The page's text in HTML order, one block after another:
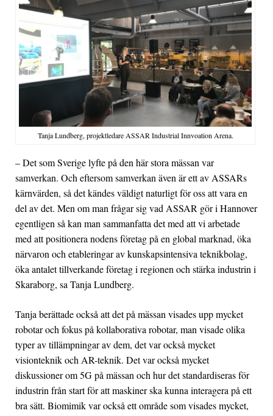
Tanja Lundberg, projektledare ASSAR Industrial Innvoation Arena.
– Det som Sverige lyfte på den här stora mässan var
samverkan. Och eftersom samverkan även är ett av ASSARs
kärnvärden, så det kändes väldigt naturligt för oss att vara en
del av det. Men om man frågar sig vad ASSAR gör i Hannover
egentligen så kan man sammanfatta det med att vi arbetade
med att positionera nodens företag på en global marknad, öka
närvaron och etableringar av kunskapsintensiva teknikbolag,
öka antalet tillverkande företag i regionen och stärka industrin i
Skaraborg, sa Tanja Lundberg.
Tanja berättade också att det på mässan visades upp mycket
robotar och fokus på kollaborativa robotar, man visade olika
typer av tillämpningar av dem, det var också mycket
visionteknik och AR-teknik. Det var också mycket
diskussioner om 5G på mässan och hur det standardiseras för
industrin från start för att maskiner ska kunna interagera på ett
bra sätt. Biomimik var också ett område som visades mycket,